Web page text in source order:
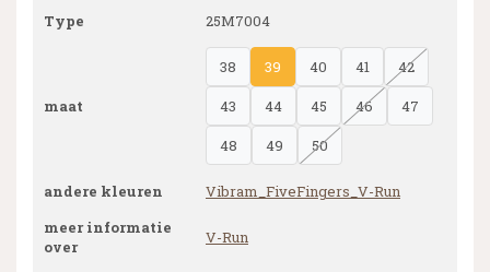
Type 25M7004
maat
38 39 40 41
42
43
44 45 46
47
48
49 50
andere kleuren
Vibram_FiveFingers_V-Run
meer informatie
over
V-Run